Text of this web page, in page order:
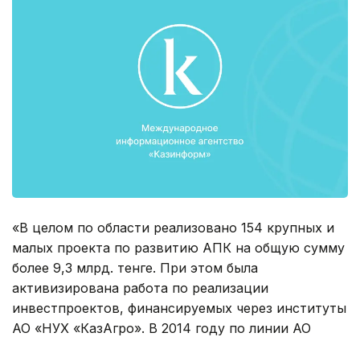
«В целом по области реализовано 154 крупных и
малых проекта по развитию АПК на общую сумму
более 9,3 млрд. тенге. При этом была
активизирована работа по реализации
инвестпроектов, финансируемых через институты
АО «НУХ «КазАгро». В 2014 году по линии АО